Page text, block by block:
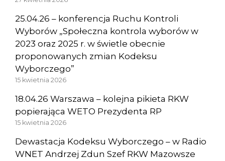
25.04.26 – konferencja Ruchu Kontroli
Wyborów „Społeczna kontrola wyborów w
2023 oraz 2025 r. w świetle obecnie
proponowanych zmian Kodeksu
Wyborczego”
15 kwietnia 2026
18.04.26 Warszawa – kolejna pikieta RKW
popierająca WETO Prezydenta RP
15 kwietnia 2026
Dewastacja Kodeksu Wyborczego – w Radio
WNET Andrzej Zdun Szef RKW Mazowsze